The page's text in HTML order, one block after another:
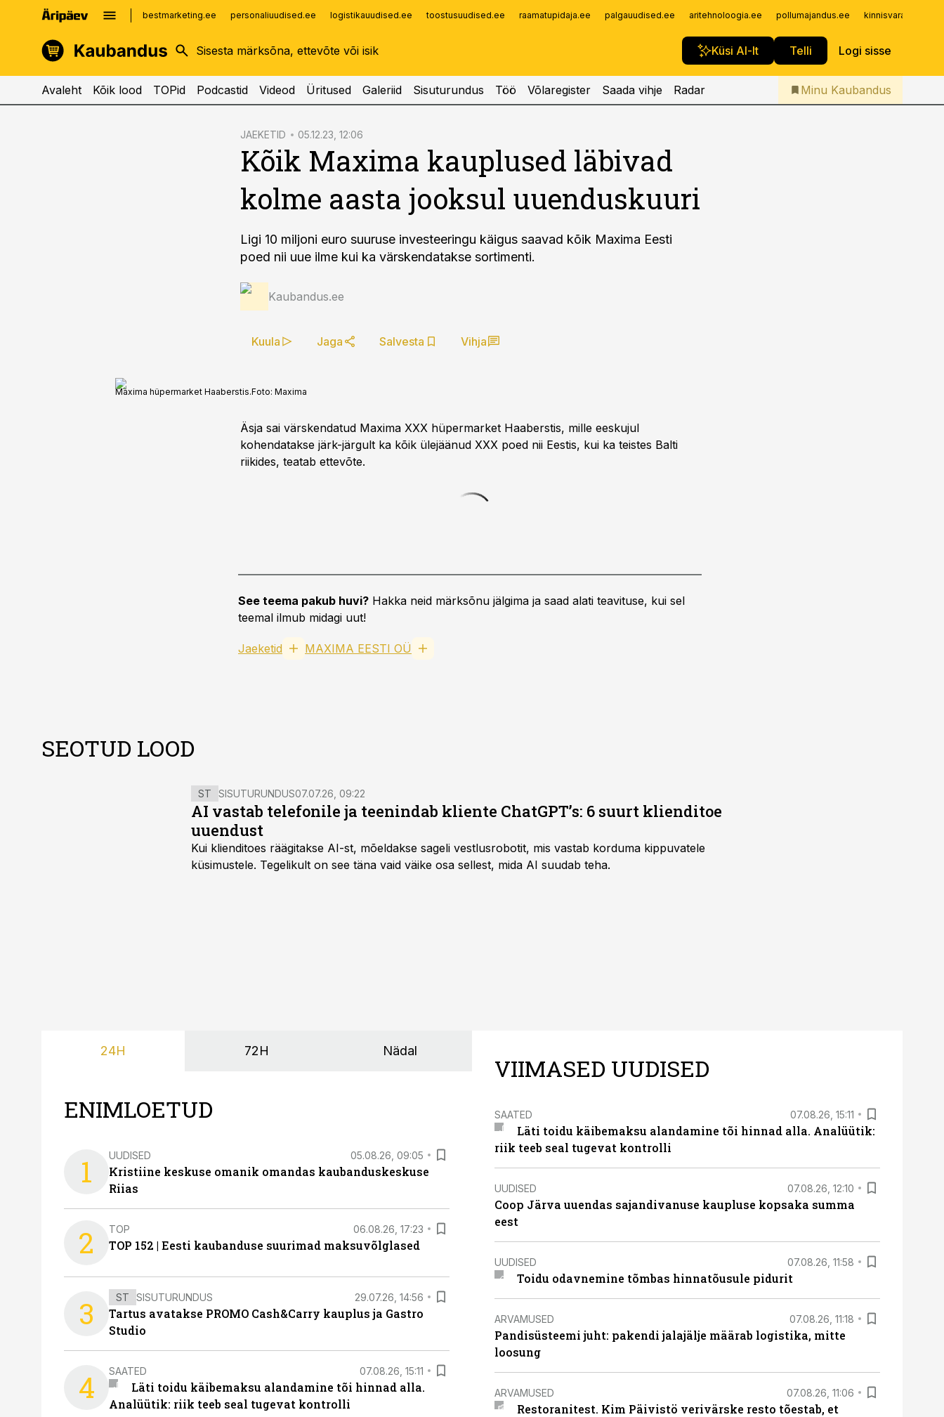
bestmarketing.ee personaliuudised.ee logistikauudised.ee toostusuudised.ee raamatupidaja.ee palgauudised.ee aritehnoloogia.ee pollumajandus.ee
Küsi AI-lt Telli Logi sisse
kinnisvarauudised.ee
logistikauudised.ee
imelineajalugu.ee
Infopank
Iseteenindus
Telli Kaubandus
Avaleht Kõik lood TOPid Podcastid Videod Üritused Galeriid Sisuturundus Töö Võlaregister Saada vihje Radar Minu Kaubandus
JAEKETID 05.12.23, 12:06
Kõik Maxima kauplused läbivad
kolme aasta jooksul uuenduskuuri
Ligi 10 miljoni euro suuruse investeeringu käigus saavad kõik Maxima Eesti
poed nii uue ilme kui ka värskendatakse sortimenti.
Kaubandus.ee
Kuula Jaga Salvesta Vihja
Maxima hüpermarket Haaberstis.Foto: Maxima
Äsja sai värskendatud Maxima XXX hüpermarket Haaberstis, mille eeskujul
kohendatakse järk-järgult ka kõik ülejäänud XXX poed nii Eestis, kui ka teistes Balti
riikides, teatab ettevõte.
See teema pakub huvi? Hakka neid märksõnu jälgima ja saad alati teavituse, kui sel
teemal ilmub midagi uut!
Jaeketid MAXIMA EESTI OÜ
SEOTUD LOOD
ST SISUTURUNDUS07.07.26, 09:22
AI vastab telefonile ja teenindab kliente ChatGPT’s: 6 suurt klienditoe
uuendust
Kui klienditoes räägitakse AI-st, mõeldakse sageli vestlusrobotit, mis vastab korduma kippuvatele
küsimustele. Tegelikult on see täna vaid väike osa sellest, mida AI suudab teha.
24H 72H Nädal
ENIMLOETUD
1 UUDISED 05.08.26, 09:05
Kristiine keskuse omanik omandas kaubanduskeskuse
Riias
2 TOP 06.08.26, 17:23
TOP 152 | Eesti kaubanduse suurimad maksuvõlglased
3 ST SISUTURUNDUS 29.07.26, 14:56
Tartus avatakse PROMO Cash&Carry kauplus ja Gastro
Studio
4 SAATED 07.08.26, 15:11
Läti toidu käibemaksu alandamine tõi hinnad alla.
Analüütik: riik teeb seal tugevat kontrolli
VIIMASED UUDISED
SAATED 07.08.26, 15:11
Läti toidu käibemaksu alandamine tõi hinnad alla. Analüütik:
riik teeb seal tugevat kontrolli
UUDISED 07.08.26, 12:10
Coop Järva uuendas sajandivanuse kaupluse kopsaka summa
eest
UUDISED 07.08.26, 11:58
Toidu odavnemine tõmbas hinnatõusule pidurit
ARVAMUSED 07.08.26, 11:18
Pandisüsteemi juht: pakendi jalajälje määrab logistika, mitte
loosung
ARVAMUSED 07.08.26, 11:06
Restoranitest. Kim Päivistö verivärske resto tõestab, et